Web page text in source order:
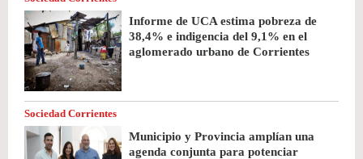
Informe de UCA estima pobreza de
38,4% e indigencia del 9,1% en el
aglomerado urbano de Corrientes
Sociedad Corrientes
Municipio y Provincia amplían una
agenda conjunta para potenciar